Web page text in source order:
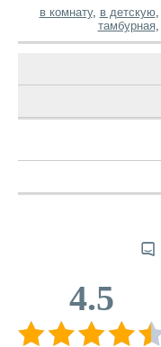
в комнату, в детскую,
тамбурная,
4.5